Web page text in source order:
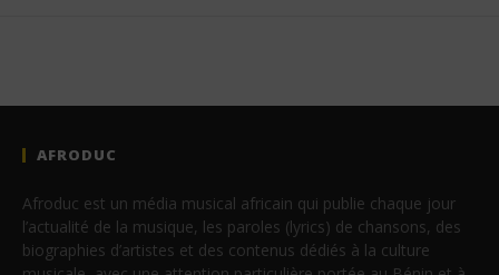
AFRODUC
Afroduc est un média musical africain qui publie chaque jour
l’actualité de la musique, les paroles (lyrics) de chansons, des
biographies d’artistes et des contenus dédiés à la culture